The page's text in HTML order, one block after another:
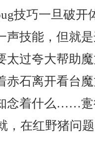
技巧一旦破开
声技能，但就
太过夸大帮助
赤石离开看台
念着什么……疐
，在红野猪问